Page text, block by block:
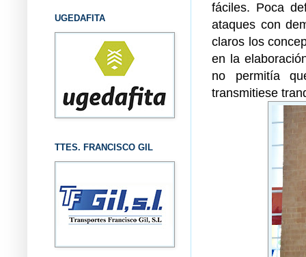
fáciles. Poca
ataques con
claros los
en la
no permitía
transmitiese
UGEDAFITA
TTES. FRANCISCO GIL